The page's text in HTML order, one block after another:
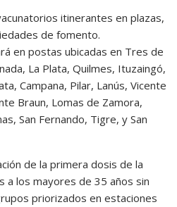
itinerantes en plazas,
de fomento.
en postas ubicadas en Tres de
La Plata, Quilmes, Ituzaingó,
Campana, Pilar, Lanús, Vicente
Braun, Lomas de Zamora,
San Fernando, Tigre, y San
de la primera dosis de la
a los mayores de 35 años sin
priorizados en estaciones